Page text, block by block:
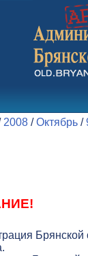
2008 /Октябрь /
Брянской